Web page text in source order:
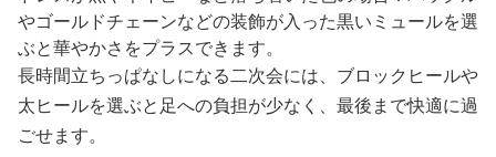
やゴールドチェーンなどの装飾が入った黒いミュールを選
ぶと華やかさをプラスできます。
長時間立ちっぱなしになる二次会には、ブロックヒールや
太ヒールを選ぶと足への負担が少なく、最後まで快適に過
ごせます。